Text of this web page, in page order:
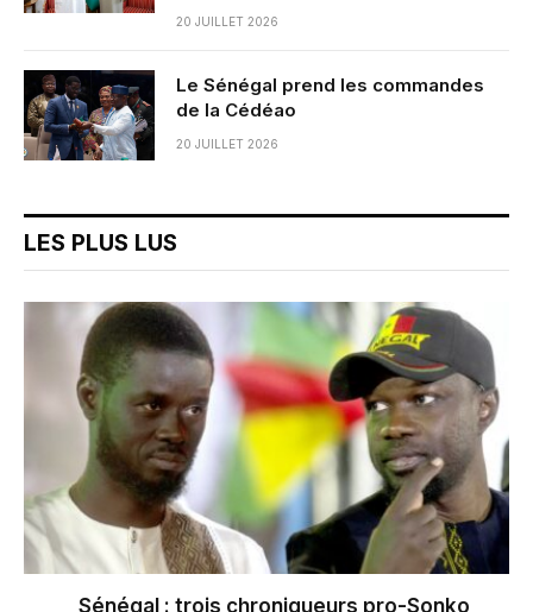
20 JUILLET 2026
Le Sénégal prend les commandes
de la Cédéao
20 JUILLET 2026
LES PLUS LUS
Sénégal : trois chroniqueurs pro-Sonko